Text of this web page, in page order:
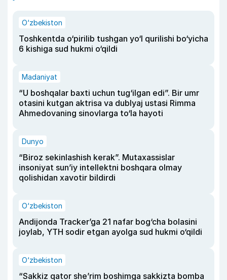
O‘zbekiston
Toshkentda o‘pirilib tushgan yo‘l qurilishi bo‘yicha
6 kishiga sud hukmi o‘qildi
Madaniyat
“U boshqalar baxti uchun tug‘ilgan edi”. Bir umr
otasini kutgan aktrisa va dublyaj ustasi Rimma
Ahmedovaning sinovlarga to‘la hayoti
Dunyo
“Biroz sekinlashish kerak”. Mutaxassislar
insoniyat sun’iy intellektni boshqara olmay
qolishidan xavotir bildirdi
O‘zbekiston
Andijonda Tracker’ga 21 nafar bog‘cha bolasini
joylab, YTH sodir etgan ayolga sud hukmi o‘qildi
O‘zbekiston
“Sakkiz qator she’rim boshimga sakkizta bomba